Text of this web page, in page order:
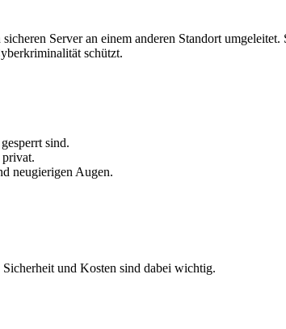
Server an einem anderen Standort
schützt.
sind.
neugierigen Augen.
und Kosten sind dabei wichtig.